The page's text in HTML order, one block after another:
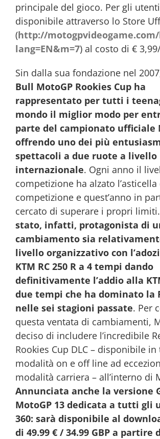
principale del gioco. Per gli utenti
disponibile attraverso lo Store
(http://
lang=EN&m=7) al costo di €
Sin dalla sua fondazione nel
Bull MotoGP Rookies Cup ha
rappresentato per tutti i
mondo il miglior modo per
parte del campionato ufficiale
offrendo uno dei più
spettacoli a due ruote a livello
internazionale. Ogni anno il
competizione ha alzato l’asticella
competizione e quest’anno in
cercato di superare i propri limiti.
stato, infatti, protagonista di
cambiamento sia
livello organizzativo con
KTM RC 250 R a 4 tempi dando
definitivamente l’addio alla
due tempi che ha dominato la
nelle sei stagioni passate. Per
questa ventata di cambiamenti,
deciso di includere l’incredibile
Rookies Cup DLC – disponibile
modalità on e off line ad
modalità carriera – all’interno di
Annunciata anche la versione
MotoGP 13 dedicata a tutti gli
360: sarà disponibile al
di 49.99 € / 34.99 GBP a partire